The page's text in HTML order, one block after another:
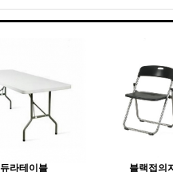
듀라테이블 블랙접의